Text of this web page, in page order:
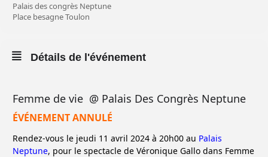
Palais des congrès Neptune
Place besagne Toulon
Détails de l'événement
Femme de vie @ Palais Des Congrès Neptune
ÉVÉNEMENT ANNULÉ
Rendez-vous le jeudi 11 avril 2024 à 20h00 au Palais
Neptune, pour le spectacle de Véronique Gallo dans Femme